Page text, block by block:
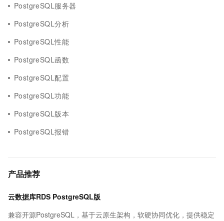
PostgreSQL服务器
PostgreSQL分析
PostgreSQL性能
PostgreSQL函数
PostgreSQL配置
PostgreSQL功能
PostgreSQL版本
PostgreSQL报错
产品推荐
云数据库RDS PostgreSQL版
兼容开源PostgreSQL，基于云原生架构，软硬协同优化，提供稳定